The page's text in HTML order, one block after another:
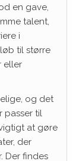
en gave,
talent,
i
til større
eller
og det
passer til
at gøre
der
Der findes